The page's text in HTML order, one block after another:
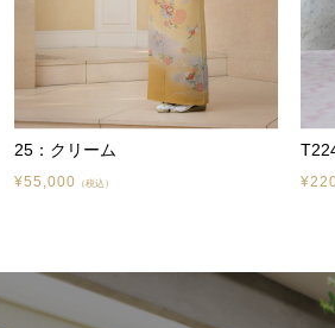
25：クリーム
¥55,000 （税込）